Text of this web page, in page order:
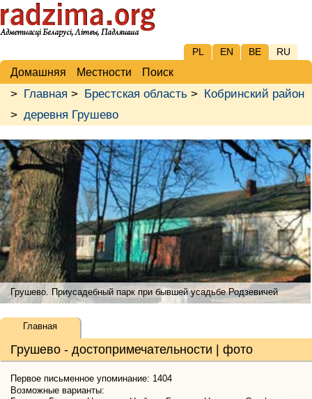
PL EN BE RU
Домашняя Местности Поиск
> Главная > Брестская область > Кобринский район
> деревня Грушево
Грушево. Приусадебный парк при бывшей усадьбе Родзевичей
Грушево - достопримечательности | фото
Главная
Первое письменное упоминание: 1404
Возможные варианты: